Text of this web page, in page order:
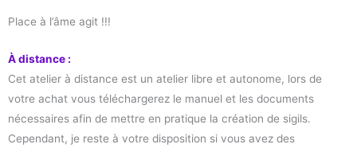
Place à l’âme agit !!!
À distance :
Cet atelier à distance est un atelier libre et autonome, lors de
votre achat vous téléchargerez le manuel et les documents
nécessaires afin de mettre en pratique la création de sigils.
Cependant, je reste à votre disposition si vous avez des